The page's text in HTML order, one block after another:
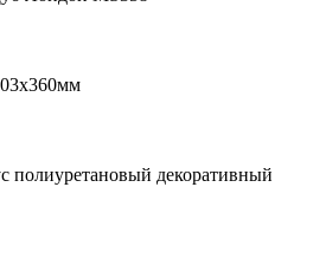
полиуретановый декоративный